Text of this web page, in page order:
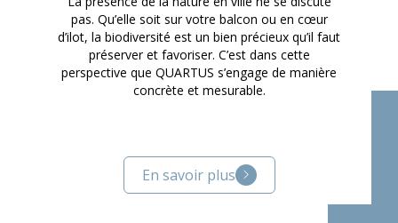
pas. Qu’elle soit sur votre balcon ou en cœur
d’ilot, la biodiversité est un bien précieux qu’il faut
préserver et favoriser. C’est dans cette
perspective que QUARTUS s’engage de manière
concrète et mesurable.
En savoir plus